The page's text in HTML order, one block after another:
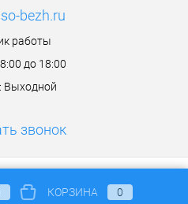
bezh.ru
работы
до 18:00
Выходной
звонок
КОРЗИНА 0